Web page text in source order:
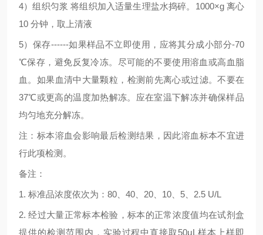
4）组织匀浆 将组织加入适量生理盐水捣碎。 1000×g 离心
10 分钟，取上清液
5）保存------如果样品不立即使用，应将其分成小部分-70
℃保存，避免反复冷冻。尽可能的不要使用溶血或高血脂
血。如果血清中大量颗粒，检测前先离心或过滤。不要在
37℃或更高的温度加热解冻。应在室温下解冻并确保样品
均匀地充分解冻。
注：标本溶血会影响最后检测结果，因此溶血标本不宜进
行此项检测。
备注：
1. 标准品浓度依次为： 80 40 20 10 5 2.5 U/L
2.经过大量正常标本检验，标本的正常浓度值均在试剂盒
提供的检测范围内，实验过程中直接取 50μL 样本上样即